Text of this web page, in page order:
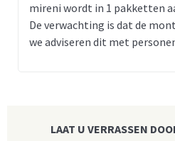
mireni wordt in 1 pakketten
De verwachting is dat de
we adviseren dit met
LAAT U VERRASSEN